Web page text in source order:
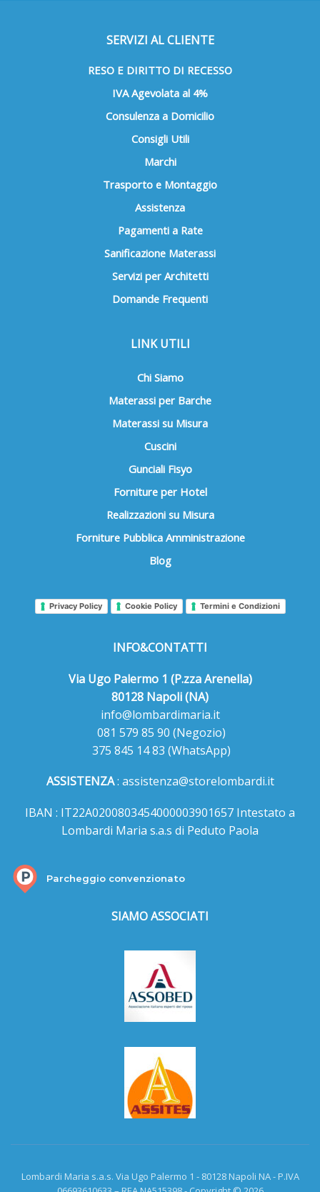
SERVIZI AL CLIENTE
RESO E DIRITTO DI RECESSO
IVA Agevolata al 4%
Consulenza a Domicilio
Consigli Utili
Marchi
Trasporto e Montaggio
Assistenza
Pagamenti a Rate
Sanificazione Materassi
Servizi per Architetti
Domande Frequenti
LINK UTILI
Chi Siamo
Materassi per Barche
Materassi su Misura
Cuscini
Gunciali Fisyo
Forniture per Hotel
Realizzazioni su Misura
Forniture Pubblica Amministrazione
Blog
Privacy Policy Cookie Policy Termini e Condizioni
INFO&CONTATTI
Via Ugo Palermo 1 (P.zza Arenella)
80128 Napoli (NA)
info@lombardimaria.it
081 579 85 90 (Negozio)
375 845 14 83 (WhatsApp)
ASSISTENZA: assistenza@storelombardi.it
IBAN : IT22A0200803454000003901657 Intestato a
Lombardi Maria s.a.s di Peduto Paola
Parcheggio convenzionato
SIAMO ASSOCIATI
Lombardi Maria s.a.s. Via Ugo Palermo 1 - 80128 Napoli NA - P.IVA